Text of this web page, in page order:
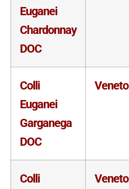
Euganei
Chardonnay
DOC
Colli
Euganei
Garganega
DOC
Veneto
Colli
Veneto